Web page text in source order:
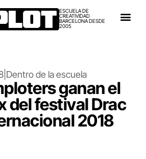
ESCUELA DE
CREATIVIDAD
BARCELONA DESDE
2005
Dentro de la escuela
ganan el
del festival Drac
2018